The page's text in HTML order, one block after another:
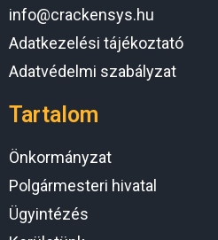
info@crackensys.hu
Adatkezelési tájékoztató
Adatvédelmi szabályzat
Tartalom
Önkormányzat
Polgármesteri hivatal
Ügyintézés